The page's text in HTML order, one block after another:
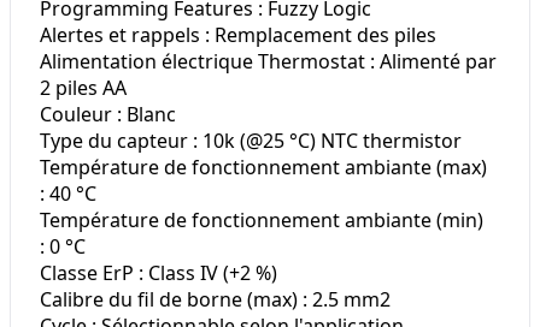
Programming Features : Fuzzy Logic
Alertes et rappels : Remplacement des piles
Alimentation électrique Thermostat : Alimenté par
2 piles AA
Couleur : Blanc
Type du capteur : 10k (@25 °C) NTC thermistor
Température de fonctionnement ambiante (max)
: 40 °C
Température de fonctionnement ambiante (min)
: 0 °C
Classe ErP : Class IV (+2 %)
Calibre du fil de borne (max) : 2.5 mm2